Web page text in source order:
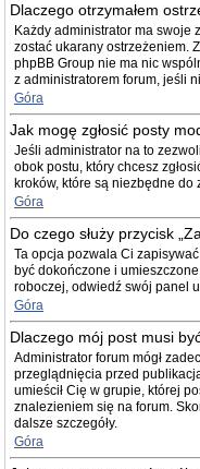
Dlaczego otrzymałem
Każdy administrator ma swoje
zostać ukarany ostrzeżeniem.
phpBB Group nie ma nic
z administratorem forum, jeśli
Góra
Jak mogę zgłosić posty
Jeśli administrator na to
obok postu, który chcesz
kroków, które są niezbędne do
Góra
Do czego służy przycisk
Ta opcja pozwala Ci
być dokończone i
roboczej, odwiedź swój panel
Góra
Dlaczego mój post musi
Administrator forum mógł
przeglądnięcia przed
umieścił Cię w grupie, której
znalezieniem się na forum.
dalsze szczegóły.
Góra